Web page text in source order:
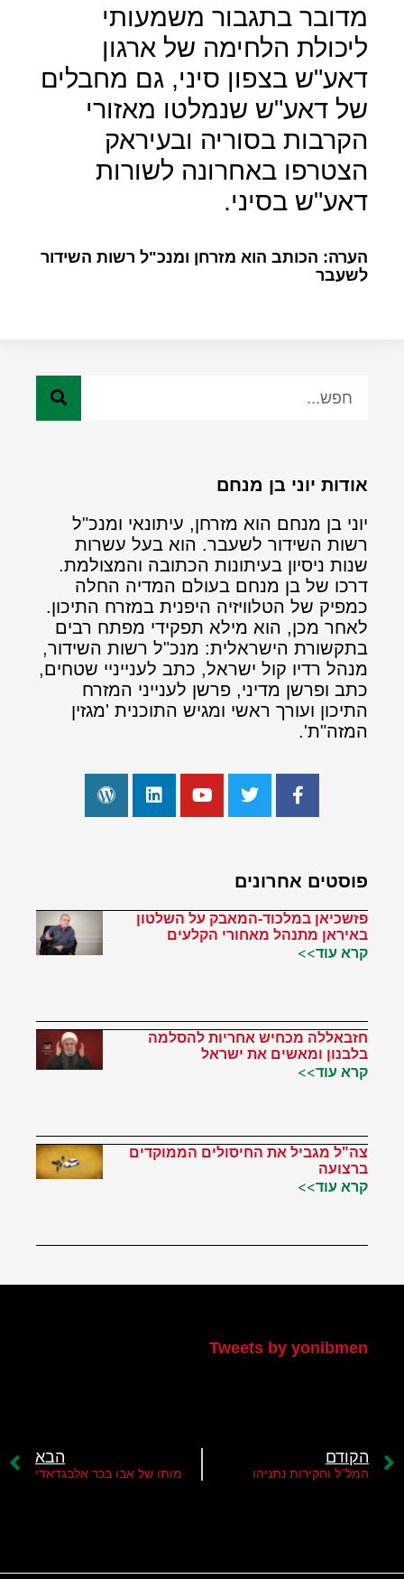
מדובר בתגבור משמעותי
ליכולת הלחימה של ארגון
דאע"ש בצפון סיני, גם מחבלים
של דאע"ש שנמלטו מאזורי
הקרבות בסוריה ובעיראק
הצטרפו באחרונה לשורות
דאע"ש בסיני.
הערה: הכותב הוא מזרחן ומנכ"ל רשות השידור
לשעבר
אודות יוני בן מנחם
יוני בן מנחם הוא מזרחן, עיתונאי ומנכ"ל
רשות השידור לשעבר. הוא בעל עשרות
שנות ניסיון בעיתונות הכתובה והמצולמת.
דרכו של בן מנחם בעולם המדיה החלה
כמפיק של הטלוויזיה היפנית במזרח התיכון.
לאחר מכן, הוא מילא תפקידי מפתח רבים
בתקשורת הישראלית: מנכ"ל רשות השידור,
מנהל רדיו קול ישראל, כתב לענייניי שטחים,
כתב ופרשן מדיני, פרשן לענייני המזרח
התיכון ועורך ראשי ומגיש התוכנית 'מגזין
המזה"ת'.
פוסטים אחרונים
פזשכיאן במלכוד-המאבק על השלטון
באיראן מתנהל מאחורי הקלעים
קרא עוד>>
חזבאללה מכחיש אחריות להסלמה
בלבנון ומאשים את ישראל
קרא עוד>>
צה"ל מגביל את החיסולים הממוקדים
ברצועה
קרא עוד>>
Tweets by yonibmen
הקודם
המל"ל וחקירות נתניהו
הבא
מותו של אבו בכר אלבגדאדי